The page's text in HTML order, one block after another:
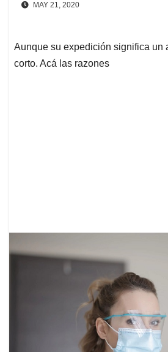
MAY 21, 2020
Aunque su expedición significa un
corto. Acá las razones